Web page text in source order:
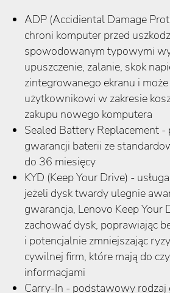
ADP (Accidiental Damage
chroni komputer przed
spowodowanym typowymi
upuszczenie, zalanie, skok
zintegrowanego ekranu i
użytkownikowi w zakresie
zakupu nowego komputera
Sealed Battery Replacement -
gwarancji baterii ze
do 36 miesięcy
KYD (Keep Your Drive) -
jeżeli dysk twardy ulegnie
gwarancja, Lenovo Keep Your
zachować dysk, poprawiając
i potencjalnie zmniejszając
cywilnej firm, które mają do
informacjami
Carry-In - podstawowy